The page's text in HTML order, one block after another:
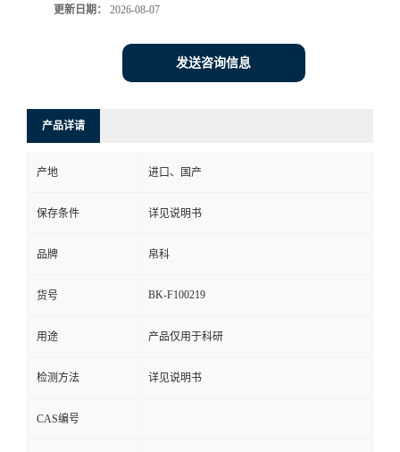
更新日期： 2026-08-07
发送咨询信息
产品详请
产地 进口、国产
保存条件 详见说明书
品牌 帛科
货号 BK-F100219
用途 产品仅用于科研
检测方法 详见说明书
CAS编号